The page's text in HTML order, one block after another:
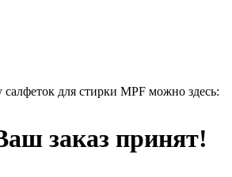
для стирки MPF можно здесь:
заказ принят!